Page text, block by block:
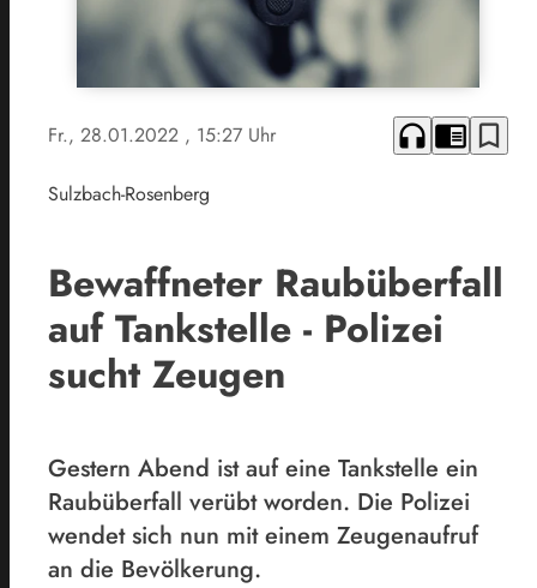
Fr., 28.01.2022 , 15:27 Uhr headphones chrome_reader_mode bookmark_border
Sulzbach-Rosenberg
Bewaffneter Raubüberfall
auf Tankstelle - Polizei
sucht Zeugen
Gestern Abend ist auf eine Tankstelle ein
Raubüberfall verübt worden. Die Polizei
wendet sich nun mit einem Zeugenaufruf
an die Bevölkerung.